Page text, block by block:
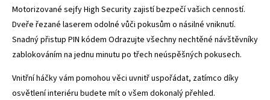
Motorizované sejfy High Security zajistí bezpečí vašich cenností.
Dveře řezané laserem odolné vůči pokusům o násilné vniknutí.
Snadný přistup PIN kódem Odrazujte všechny nechtěné návštěvníky
zablokováním na jednu minutu po třech neúspěšných pokusech.
Vnitřní háčky vám pomohou věci uvnitř uspořádat, zatímco díky
osvětlení interiéru budete mít o všem dokonalý přehled.